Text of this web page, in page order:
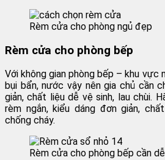
Rèm cửa cho phòng ngủ đẹp
Rèm cửa cho phòng bếp
Với không gian phòng bếp – khu vực
bụi bẩn, nước vậy nên gia chủ cần
giản, chất liệu dễ vệ sinh, lau chùi.
rèm ngắn, kiểu dáng đơn giản,
chống cháy.
Rèm cửa cho phòng bếp cần